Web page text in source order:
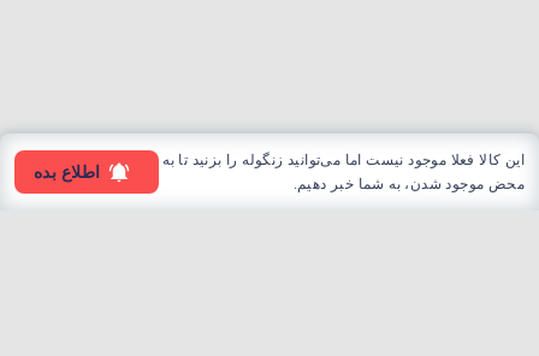
این کالا فعلا موجود نیست اما می‌توانید زنگوله را بزنید تا به
محض موجود شدن، به شما خبر دهیم.
اطلاع بده